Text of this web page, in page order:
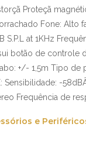
Proteçã
Fone: Alto
S.P.L at 1KHz
botão de controle
+/- 1,5m Tipo de
Sensibilidade: -
Frequência de
e